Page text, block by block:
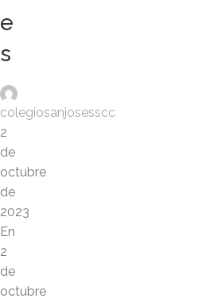
e
s
colegiosanjosesscc
2
de
octubre
de
2023
En
2
de
octubre